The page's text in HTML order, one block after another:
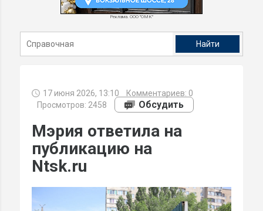
Реклама. ООО "ОМК"
17 июня 2026, 13:10 Комментариев: 0
Просмотров: 2458
Обсудить
Мэрия ответила на
публикацию на
Ntsk.ru